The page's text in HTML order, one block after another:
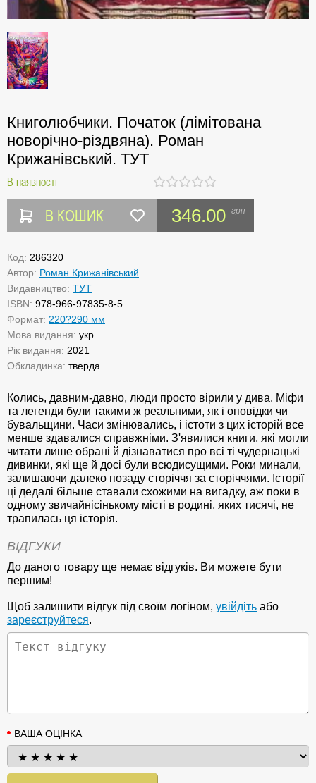
Книголюбчики. Початок (лімітована
новорічно-різдвяна). Роман
Крижанівський. ТУТ
В наявності
В КОШИК 346.00 грн
Код: 286320
Автор: Роман Крижанівський
Видавництво: ТУТ
ISBN: 978-966-97835-8-5
Формат: 220?290 мм
Мова видання: укр
Рік видання: 2021
Обкладинка: тверда
Колись, давним-давно, люди просто вірили у дива. Міфи
та легенди були такими ж реальними, як і оповідки чи
бувальщини. Часи змінювались, і істоти з цих історій все
менше здавалися справжніми. З'явилися книги, які могли
читати лише обрані й дізнаватися про всі ті чудернацькі
дивинки, які ще й досі були всюдисущими. Роки минали,
залишаючи далеко позаду сторіччя за сторіччями. Історії
ці дедалі більше ставали схожими на вигадку, аж поки в
одному звичайнісінькому місті в родині, яких тисячі, не
трапилась ця історія.
ВІДГУКИ
До даного товару ще немає відгуків. Ви можете бути
першим!
Щоб залишити відгук під своїм логіном, увійдіть або
зареєструйтеся.
ВАША ОЦІНКА